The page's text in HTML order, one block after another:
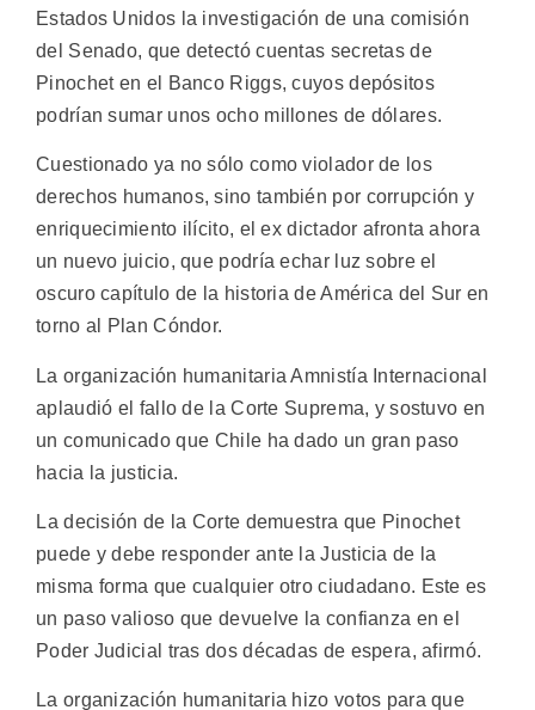
Estados Unidos la investigación de una comisión
del Senado, que detectó cuentas secretas de
Pinochet en el Banco Riggs, cuyos depósitos
podrían sumar unos ocho millones de dólares.
Cuestionado ya no sólo como violador de los
derechos humanos, sino también por corrupción y
enriquecimiento ilícito, el ex dictador afronta ahora
un nuevo juicio, que podría echar luz sobre el
oscuro capítulo de la historia de América del Sur en
torno al Plan Cóndor.
La organización humanitaria Amnistía Internacional
aplaudió el fallo de la Corte Suprema, y sostuvo en
un comunicado que Chile ha dado un gran paso
hacia la justicia.
La decisión de la Corte demuestra que Pinochet
puede y debe responder ante la Justicia de la
misma forma que cualquier otro ciudadano. Este es
un paso valioso que devuelve la confianza en el
Poder Judicial tras dos décadas de espera, afirmó.
La organización humanitaria hizo votos para que